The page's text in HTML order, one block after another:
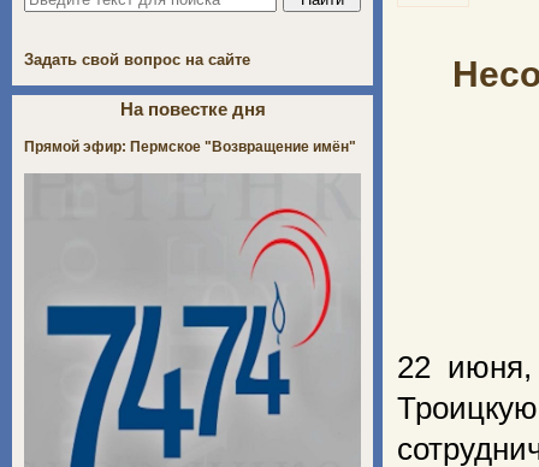
22
Задать свой вопрос на сайте
На повестке дня
Прямой эфир: Пермское "Возвращение имён"